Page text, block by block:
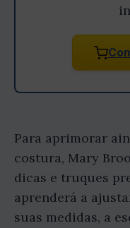
Para aprimorar
costura, Mary
dicas e truques
aprenderá a
suas medidas, a